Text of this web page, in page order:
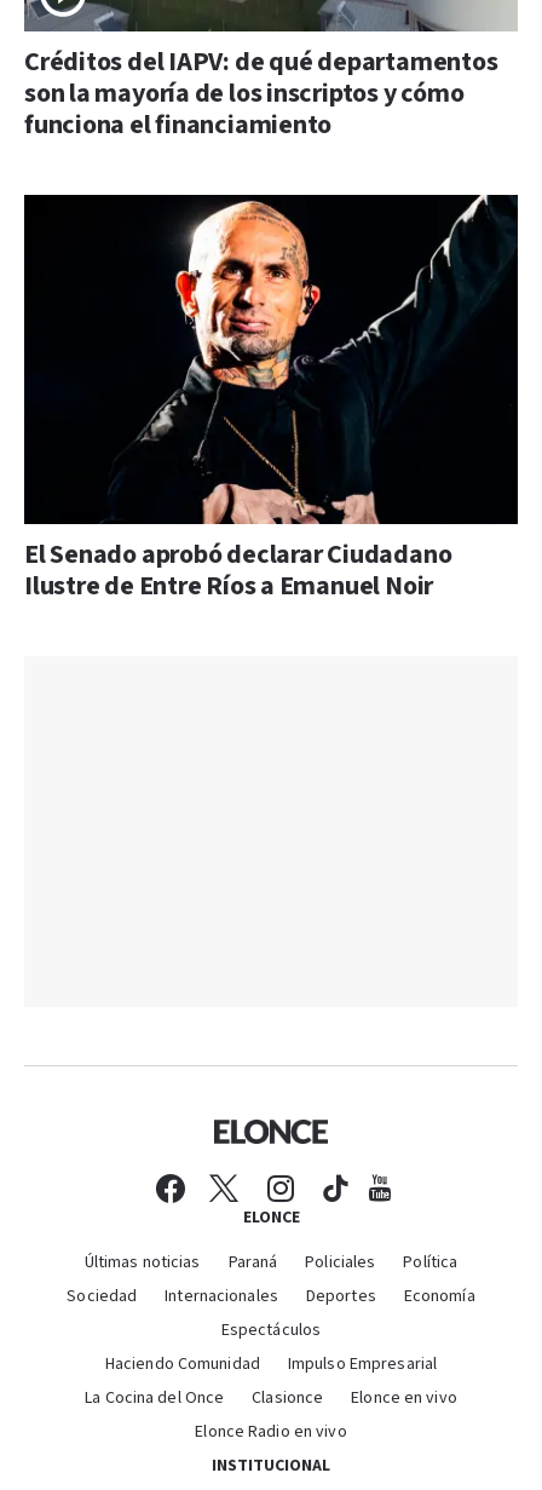
Créditos del IAPV: de qué departamentos
son la mayoría de los inscriptos y cómo
funciona el financiamiento
El Senado aprobó declarar Ciudadano
Ilustre de Entre Ríos a Emanuel Noir
ELONCE
Últimas noticias Paraná Policiales
Política
Sociedad
Internacionales Deportes
Economía
Espectáculos
Haciendo Comunidad
Impulso Empresarial
La Cocina del Once
Clasionce
Elonce en vivo
Elonce Radio en vivo
INSTITUCIONAL